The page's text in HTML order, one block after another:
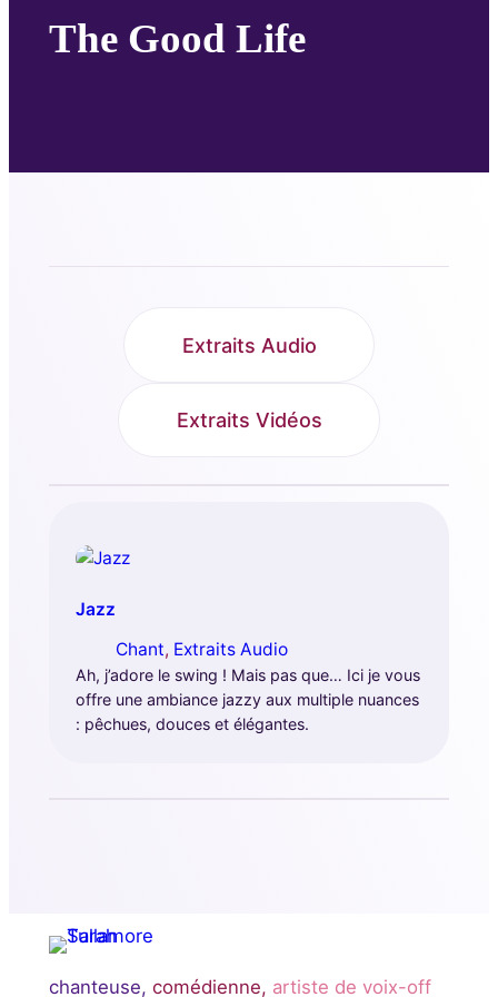
The Good Life
Extraits Audio
Extraits Vidéos
Jazz
Chant, Extraits Audio
Ah, j’adore le swing ! Mais pas que… Ici je vous
offre une ambiance jazzy aux multiple nuances
: pêchues, douces et élégantes.
chanteuse, comédienne, artiste de voix-off